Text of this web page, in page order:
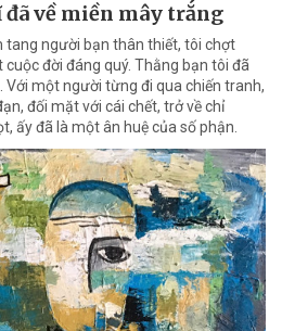
về miền mây trắng
tang người bạn thân thiết, tôi chợt
đời đáng quý. Thằng bạn tôi đã
một người từng đi qua chiến tranh,
đối mặt với cái chết, trở về chỉ
ấy đã là một ân huệ của số phận.